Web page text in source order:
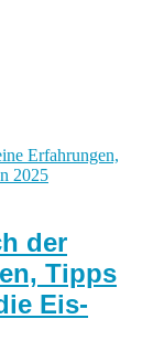
der
Tipps
Eis-